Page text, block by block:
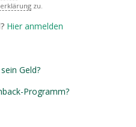
zu.
Hier anmelden
Geld?
Programm?